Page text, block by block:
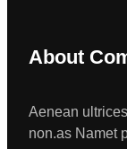
About
Aenean
non.as Namet